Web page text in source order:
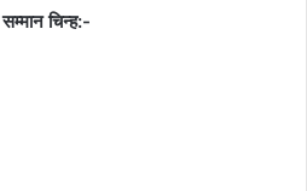
चिन्ह:-